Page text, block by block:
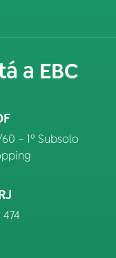
a EBC
– 1º Subsolo